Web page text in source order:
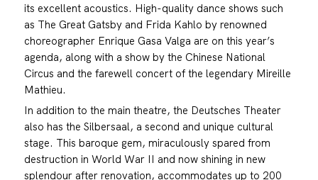
its excellent acoustics. High-quality dance shows such
as The Great Gatsby and Frida Kahlo by renowned
choreographer Enrique Gasa Valga are on this year’s
agenda, along with a show by the Chinese National
Circus and the farewell concert of the legendary Mireille
Mathieu.
In addition to the main theatre, the Deutsches Theater
also has the Silbersaal, a second and unique cultural
stage. This baroque gem, miraculously spared from
destruction in World War II and now shining in new
splendour after renovation, accommodates up to 200